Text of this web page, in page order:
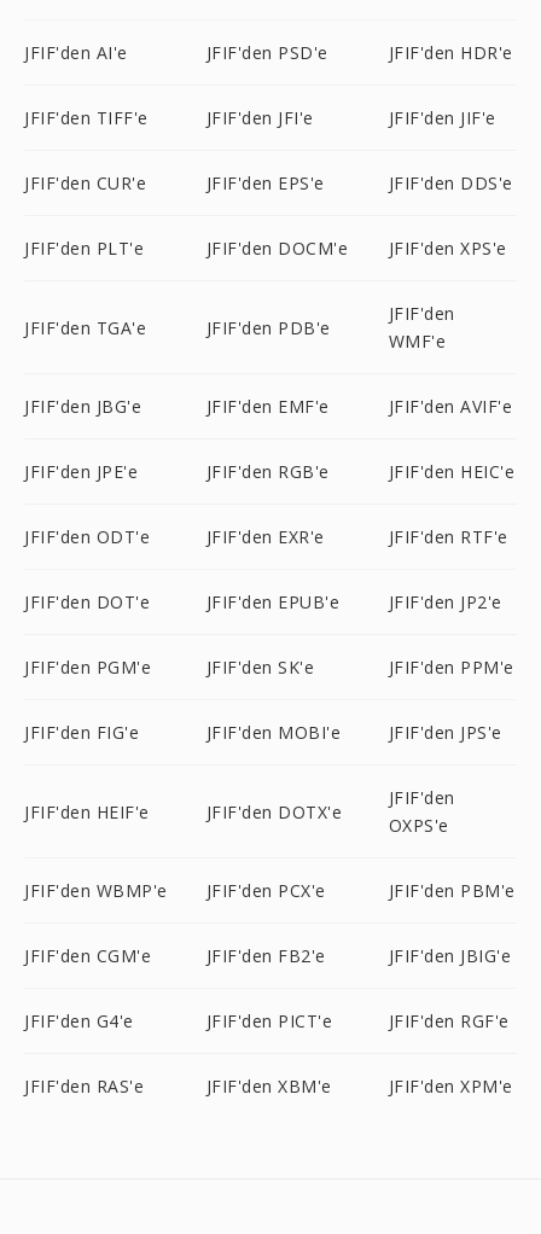
JFIF'den AI'e JFIF'den PSD'e JFIF'den HDR'e
JFIF'den TIFF'e JFIF'den JFI'e JFIF'den JIF'e
JFIF'den CUR'e JFIF'den EPS'e JFIF'den DDS'e
JFIF'den PLT'e JFIF'den DOCM'e JFIF'den XPS'e
JFIF'den TGA'e JFIF'den PDB'e
JFIF'den
WMF'e
JFIF'den JBG'e JFIF'den EMF'e JFIF'den AVIF'e
JFIF'den JPE'e JFIF'den RGB'e JFIF'den HEIC'e
JFIF'den ODT'e JFIF'den EXR'e JFIF'den RTF'e
JFIF'den DOT'e JFIF'den EPUB'e JFIF'den JP2'e
JFIF'den PGM'e JFIF'den SK'e JFIF'den PPM'e
JFIF'den FIG'e JFIF'den MOBI'e JFIF'den JPS'e
JFIF'den HEIF'e JFIF'den DOTX'e
JFIF'den
OXPS'e
JFIF'den WBMP'e JFIF'den PCX'e JFIF'den PBM'e
JFIF'den CGM'e JFIF'den FB2'e JFIF'den JBIG'e
JFIF'den G4'e JFIF'den PICT'e JFIF'den RGF'e
JFIF'den RAS'e JFIF'den XBM'e JFIF'den XPM'e